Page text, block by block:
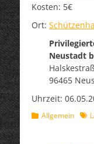
Kosten: 5€
Ort:
Neustadt
96465
Uhrzeit:
Kategorien
Allgemein